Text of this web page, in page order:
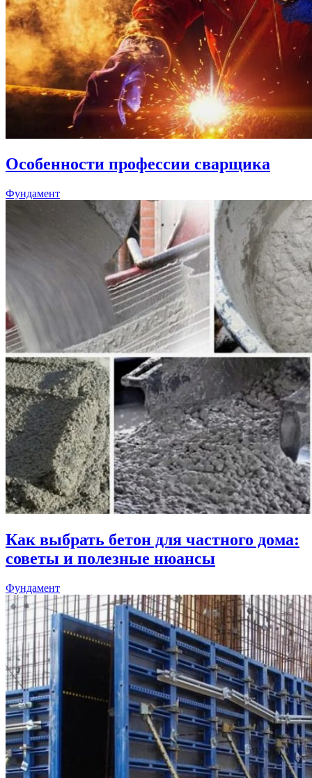
Особенности профессии сварщика
Фундамент
Как выбрать бетон для частного дома:
советы и полезные нюансы
Фундамент